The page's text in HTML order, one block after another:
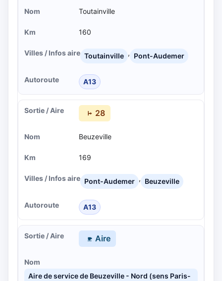
Toutainville
160
Toutainville , Pont-Audemer
A13
28
Beuzeville
169
Pont-Audemer , Beuzeville
A13
Aire
Aire de service de Beuzeville - Nord (sens Paris-